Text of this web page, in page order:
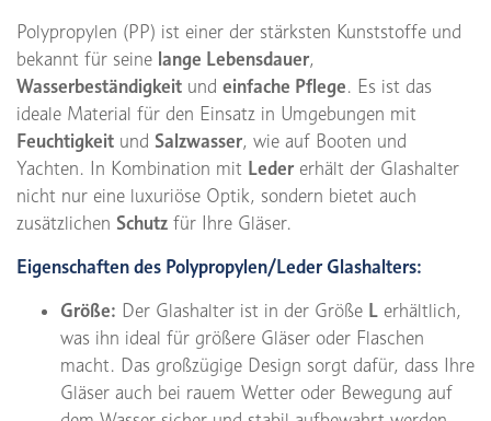
Polypropylen (PP) ist einer der stärksten Kunststoffe und
bekannt für seine lange Lebensdauer,
Wasserbeständigkeit und einfache Pflege. Es ist das
ideale Material für den Einsatz in Umgebungen mit
Feuchtigkeit und Salzwasser, wie auf Booten und
Yachten. In Kombination mit Ledererhält der Glashalter
nicht nur eine luxuriöse Optik, sondern bietet auch
zusätzlichen Schutz für Ihre Gläser.
Eigenschaften des Polypropylen/Leder Glashalters:
Größe: Der Glashalter ist in der Größe L erhältlich,
was ihn ideal für größere Gläser oder Flaschen
macht. Das großzügige Design sorgt dafür, dass Ihre
Gläser auch bei rauem Wetter oder Bewegung auf